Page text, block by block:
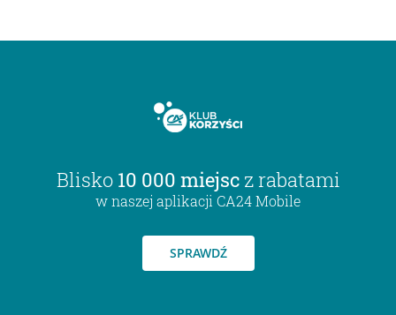
Blisko 10 000 miejsc z rabatami
w naszej aplikacji CA24 Mobile
SPRAWDŹ